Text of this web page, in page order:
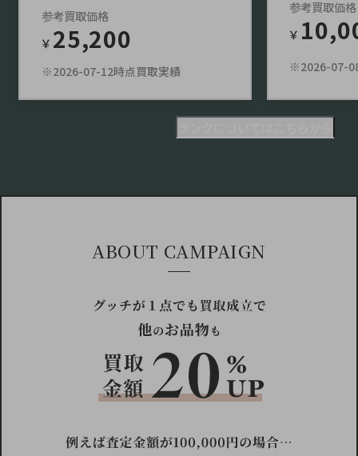
参考買取価格
￥ 25,200
※2026-07-12時点買取実績
参考買取価格
￥
※2026-07-
ABOUT CAMPAIGN